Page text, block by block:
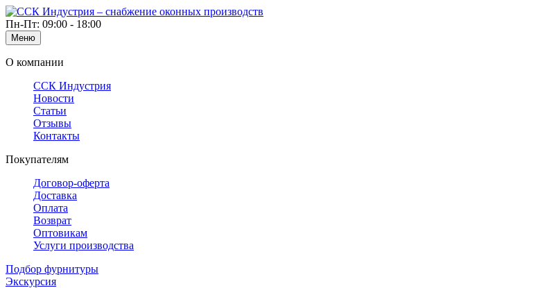
Пн-Пт: 09:00 - 18:00
Меню
О компании
ССК Индустрия
Новости
Статьи
Отзывы
Контакты
Покупателям
Договор-оферта
Доставка
Оплата
Возврат
Оптовикам
Услуги производства
Подбор фурнитуры
Экскурсия